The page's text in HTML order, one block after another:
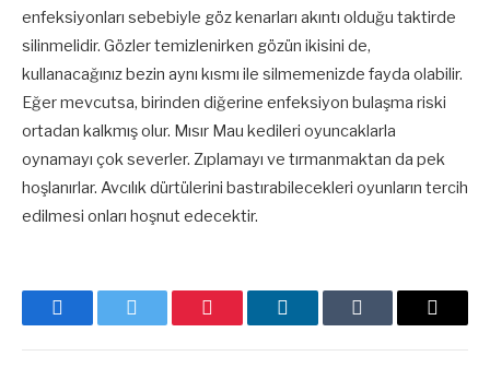
enfeksiyonları sebebiyle göz kenarları akıntı olduğu taktirde
silinmelidir. Gözler temizlenirken gözün ikisini de,
kullanacağınız bezin aynı kısmı ile silmemenizde fayda olabilir.
Eğer mevcutsa, birinden diğerine enfeksiyon bulaşma riski
ortadan kalkmış olur. Mısır Mau kedileri oyuncaklarla
oynamayı çok severler. Zıplamayı ve tırmanmaktan da pek
hoşlanırlar. Avcılık dürtülerini bastırabilecekleri oyunların tercih
edilmesi onları hoşnut edecektir.
FacebookTwitter Pinterest LinkedInTumblr
E-